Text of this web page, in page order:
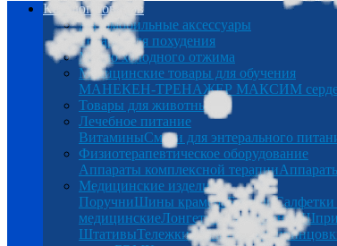
Каталог товаров
Автомобильные аксессуары
Товары для похудения
Масло холодного отжима
Медицинские товары для обучения
МАНЕКЕН-ТРЕНАЖЕР МАКСИМ
Товары для животных
Лечебное питание
ВитаминыСмеси для энтерального
Физиотерапевтическое оборудование
Аппараты комплексной терапии
Медицинские изделия
ПоручниШины крамераБеруши
медицинскиеЛонгетыХалатыБинты
ШтативыТележкиТаблетницы